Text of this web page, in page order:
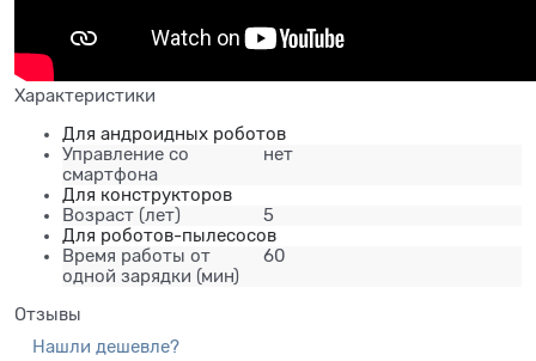
Характеристики
Для андроидных роботов
Управление со
смартфона
нет
Для конструкторов
Возраст (лет)
5
Для роботов-пылесосов
Время работы от
одной зарядки (мин)
60
Отзывы
Нашли дешевле?